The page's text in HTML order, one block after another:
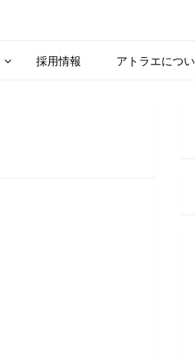
採用情報 アトラエにつ